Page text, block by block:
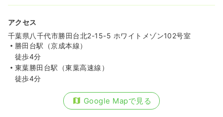
アクセス
千葉県八千代市勝田台北2-15-5 ホワイトメゾン102号室
勝田台駅（京成本線）
徒歩4分
東葉勝田台駅（東葉高速線）
徒歩4分
Google Mapで見る